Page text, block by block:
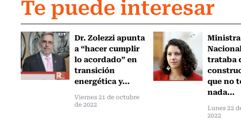
Dr. Zolezzi apunta
a “hacer cumplir
lo acordado” en
transición
energética y...
Viernes 21 de octubre
de 2022
trataba
que no
nada...
Lunes 22
2022